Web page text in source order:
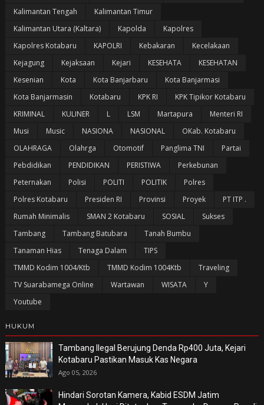
Kalimantan Tengah
Kalimantan Timur
Kalimantan Utara (Kaltara)
Kapolda
Kapolres
Kapolres Kotabaru
KAPOLRI Kebakaran
Kecelakaan
Kejagung
Kejaksaan Kejari KESEHATA
KESEHATAN
Kesenian
Kota Kota Banjarbaru
Kota Banjarmasi
Kota Banjarmasin
Kotabaru KPK RI
KPK Tipikor Kotabaru
KRIMINAL
KULINER L LSM Martapura
Menteri RI
Musi
Music NASIONA NASIONAL
OKab. Kotabaru
OLAHRAGA
Olahrga Otomotif Panglima TNI
Partai
Pebdidikan
PENDIDIKAN PERISTIWA
Perkebunan
Peternakan
Polisi POLITI POLITIK
Polres
Polres Kotabaru
Presiden RI Provinsi Proyek
PT ITP .
Rumah Minimalis
SMAN 2 Kotabaru SOSIAL
Sukses
Tambang
Tambang Batubara
Tanah Bumbu
Tanaman Hias
Tenaga Dalam
TIPS
TMMD Kodim 1004/Ktb
TMMD Kodim 1004Ktb
Traveling
TV Suarabamega Online
Wartawan WISATA
Y
Youtube
HUKUM
Tambang Ilegal Berujung Denda Rp400 Juta, Kejari
Kotabaru Pastikan Masuk Kas Negara
Ago 05, 2026
Hindari Sorotan Kamera, Kabid ESDM Jatim